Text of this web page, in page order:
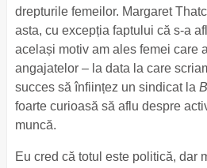
drepturile femeilor. Margaret
asta, cu excepția faptului că s-a
același motiv am ales femei care
angajatelor – la data la care
succes să înființez un sindicat la
foarte curioasă să aflu despre
muncă.
Eu cred că totul este politică, dar